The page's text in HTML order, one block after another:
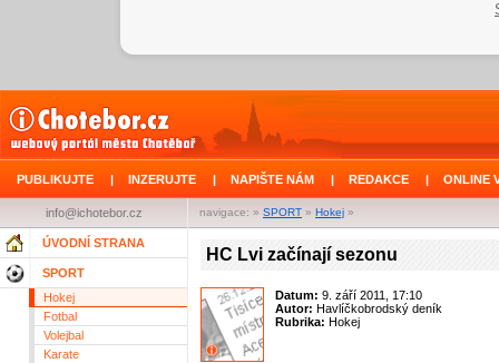
PUBLIKUJTE | INZERUJTE | NAPIŠTE NÁM | REDAKCE | ONLINE
navigace: » SPORT » Hokej »
info@ichotebor.cz
ÚVODNÍ STRANA
SPORT
Hokej
Fotbal
Volejbal
Karate
HC Lvi začínají sezonu
Datum: 9. září 2011, 17:10
Autor: Havlíčkobrodský deník
Rubrika: Hokej